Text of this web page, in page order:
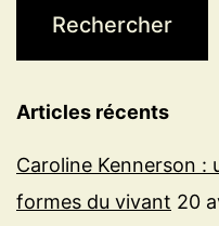
Articles récents
Caroline Kennerson :
formes du vivant 20